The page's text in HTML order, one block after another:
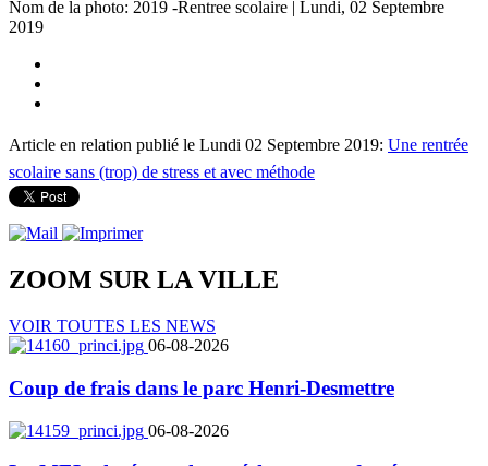
Nom de la photo: 2019 -Rentree scolaire | Lundi, 02 Septembre
2019
Article en relation publié le Lundi 02 Septembre 2019: Une rentrée
scolaire sans (trop) de stress et avec méthode
ZOOM SUR LAVILLE
VOIR TOUTES LES NEWS
06-08-2026
Coup de frais dans le parc Henri-Desmettre
06-08-2026